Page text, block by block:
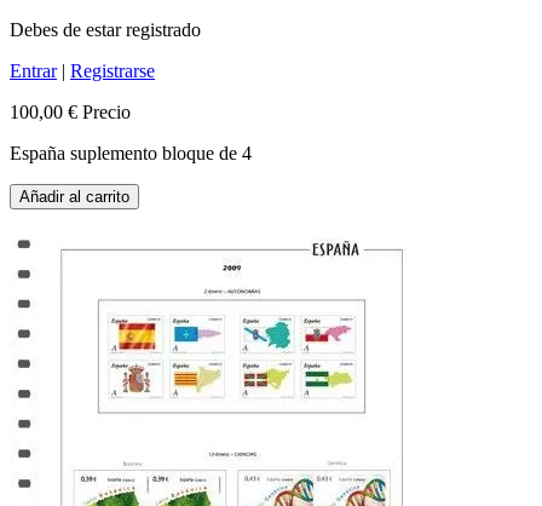
Debes de estar registrado
Entrar| Registrarse
100,00 € Precio
España suplemento bloque de 4
Añadir al carrito